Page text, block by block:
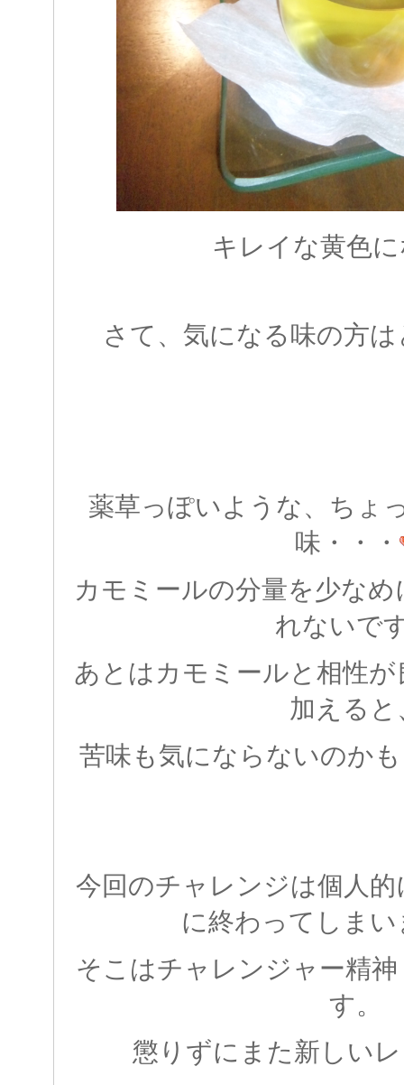
キレイな黄色に
さて、気になる味の方
薬草っぽいような、ちょ
味・・・
カモミールの分量を少な
れないで
あとはカモミールと相性
加えると
苦味も気にならないのか
今回のチャレンジは個人
に終わってしま
そこはチャレンジャー精
す。
懲りずにまた新しい